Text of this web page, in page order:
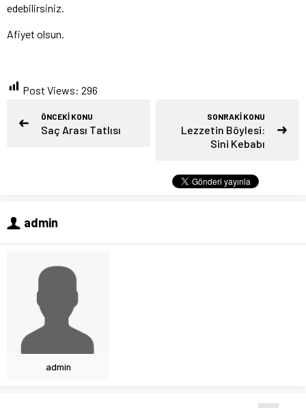
edebilirsiniz.
Afiyet olsun.
Post Views: 296
ÖNCEKİ KONU
Saç Arası Tatlısı
SONRAKİ KONU
Lezzetin Böylesi:
Sini Kebabı
admin
admin